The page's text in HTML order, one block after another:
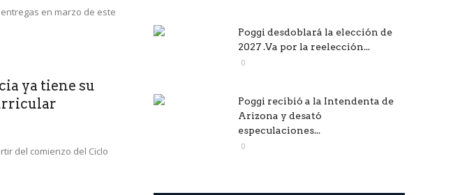
en marzo de este
ya tiene su
del comienzo del Ciclo
Poggi desdoblará la elección de
2027 .Va por la reelección...
0
Poggi recibió a la Intendenta de
Arizona y desató
especulaciones...
0